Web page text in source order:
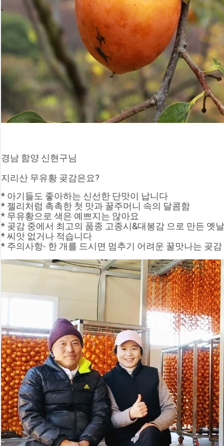
경남 함양 신현구님
지리산 무유황 곶감은요?
* 아기들도 좋아하는 신선한 단맛이 납니다
* 젤리처럼 촉촉한 첫 맛과 꿀주머니 속의 달콤함
* 무유황으로 색은 예쁘지는 않아요
* 곶감 중에서 최고의 품종 고종시&대봉감 으로 만든 옛
* 씨앗 없거나 적습니다
* 주의사항- 한 개를 드시면 멈추기 어려운 꿀맛나는 곶감